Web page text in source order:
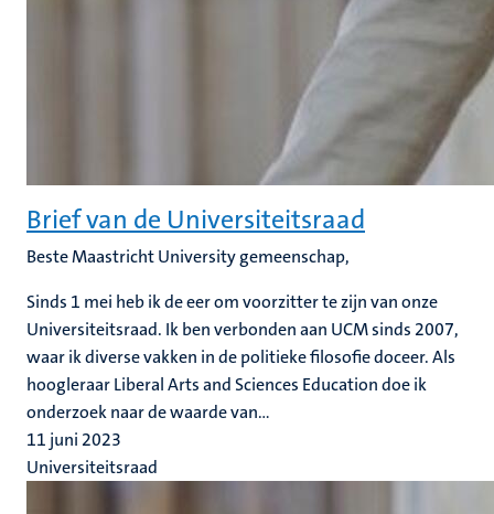
Brief van de Universiteitsraad
Beste Maastricht University gemeenschap,
Sinds 1 mei heb ik de eer om voorzitter te zijn van onze
Universiteitsraad. Ik ben verbonden aan UCM sinds 2007,
waar ik diverse vakken in de politieke filosofie doceer. Als
hoogleraar Liberal Arts and Sciences Education doe ik
onderzoek naar de waarde van...
11 juni 2023
Universiteitsraad